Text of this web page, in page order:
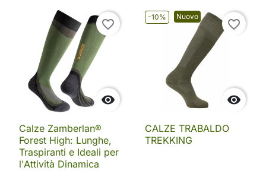

favorite_border
Calze Zamberlan®
Forest High: Lunghe,
Traspiranti e Ideali per
l'Attività Dinamica
-10% Nuovo

favorite_border
CALZE TRABALDO
TREKKING